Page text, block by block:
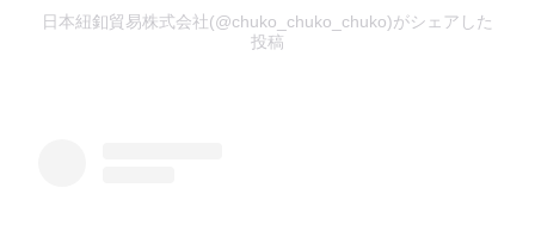
日本紐釦貿易株式会社(@chuko_chuko_chuko)がシェアした
投稿